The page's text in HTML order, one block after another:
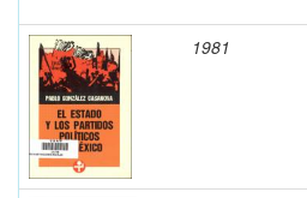
1981